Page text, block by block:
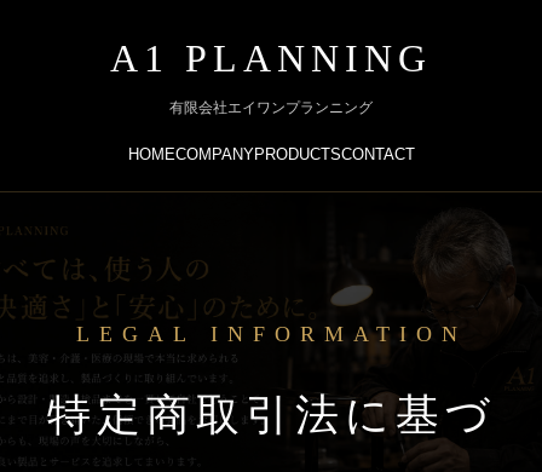
A1 PLANNING
有限会社エイワンプランニング
HOMECOMPANYPRODUCTSCONTACT
LEGAL INFORMATION
特定商取引法に基づ